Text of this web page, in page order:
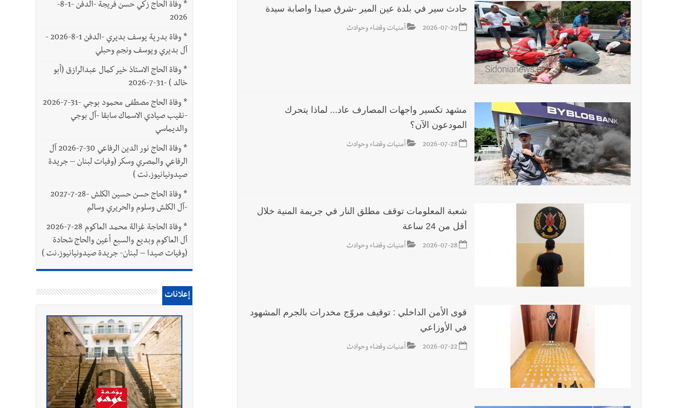
حادث سير في بلدة عين المير -شرق صيدا واصابة سيدة
2026-07-29 أمنيات وقضاء وحوادث
مشهد تكسير واجهات المصارف عاد... لماذا يتحرك
المودعون الآن؟
2026-07-28 أمنيات وقضاء وحوادث
شعبة المعلومات توقف مطلق النار في جريمة المنية خلال
أقل من 24 ساعة
2026-07-28 أمنيات وقضاء وحوادث
قوى الأمن الداخلي : توقيف مروّج مخدرات بالجرم المشهود
في الأوزاعي
2026-07-22 أمنيات وقضاء وحوادث
*
وفاة الحاج زكي حسن فريجة -الدفن -1-8-
2026
*
وفاة بدرية يوسف بديري -الدفن 1-8-2026 -
آل بديري ويوسف ونجم وحبلي
* وفاة الحاج الاستاذ خير كمال عبدالرازق (أبو
خالد ) -31-7-2026
*
وفاة الحاج مصطفى محمود بوجي -31-7-2026
-نقيب صيادي الاسماك سابقا -آل بوجي
والديماسي
*
وفاة الحاج نور الدين الرفاعي 30-7-2026 آل
الرفاعي والمصري وسكر (وفيات لبنان – جريدة
صيدونيانيوز.نت )
*
وفاة الحاج حسن حسين الكلش -28-7-2027
-آل الكلش وسلوم والحريري وسالم
*
وفاة الحاجة غزالة محمد العاكوم 28-7-2026
آل العاكوم وبديع والسبع أعين والحاج شحادة
(وفيات صيدا – لبنان- جريدة صيدونيانيوز.نت )
إعلانات